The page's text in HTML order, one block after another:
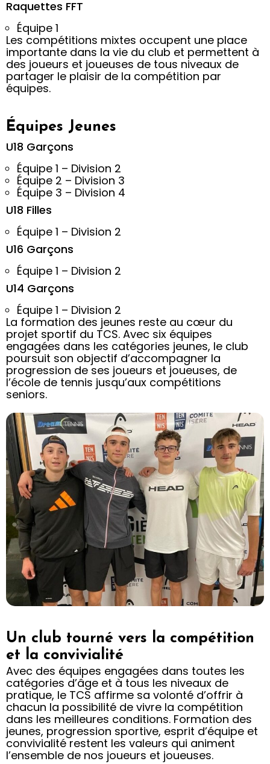
Raquettes FFT
Équipe 1
Les compétitions mixtes occupent une place
importante dans la vie du club et permettent à
des joueurs et joueuses de tous niveaux de
partager le plaisir de la compétition par
équipes.
Équipes Jeunes
U18 Garçons
Équipe 1 – Division 2
Équipe 2 – Division 3
Équipe 3 – Division 4
U18 Filles
Équipe 1 – Division 2
U16 Garçons
Équipe 1 – Division 2
U14 Garçons
Équipe 1 – Division 2
La formation des jeunes reste au cœur du
projet sportif du TCS. Avec six équipes
engagées dans les catégories jeunes, le club
poursuit son objectif d’accompagner la
progression de ses joueurs et joueuses, de
l’école de tennis jusqu’aux compétitions
seniors.
Un club tourné vers la compétition
et la convivialité
Avec des équipes engagées dans toutes les
catégories d’âge et à tous les niveaux de
pratique, le TCS affirme sa volonté d’offrir à
chacun la possibilité de vivre la compétition
dans les meilleures conditions. Formation des
jeunes, progression sportive, esprit d’équipe et
convivialité restent les valeurs qui animent
l’ensemble de nos joueurs et joueuses.